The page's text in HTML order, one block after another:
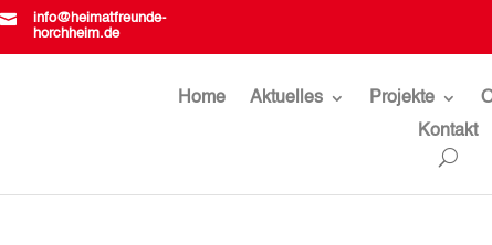

info@heimatfreunde-
horchheim.de
Home Aktuelles Projekte
Kontakt